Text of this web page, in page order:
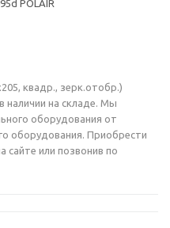
POLAIR
квадр., зерк.отобр.)
наличии на складе. Мы
оборудования от
оборудования. Приобрести
или позвонив по